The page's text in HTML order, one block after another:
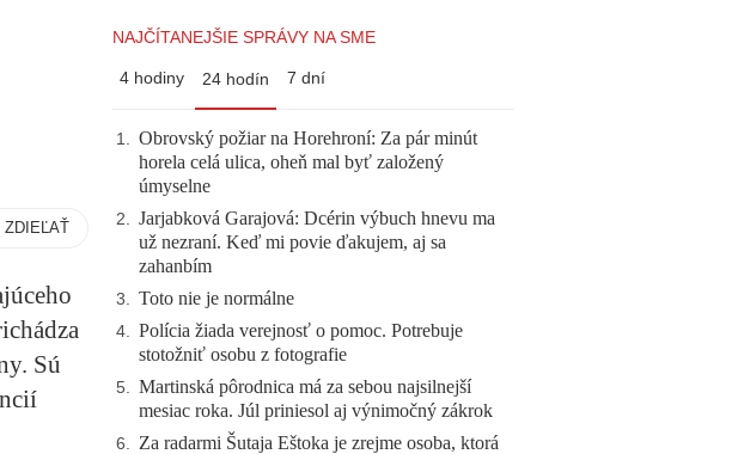
ZDIEĽAŤ
Sú
NAJČÍTANEJŠIE SPRÁVY NA SME
4 hodiny 24 hodín 7 dní
1. Obrovský požiar na Horehroní: Za pár minút
horela celá ulica, oheň mal byť založený
úmyselne
2. Jarjabková Garajová: Dcérin výbuch hnevu ma
už nezraní. Keď mi povie ďakujem, aj sa
zahanbím
3. Toto nie je normálne
4. Polícia žiada verejnosť o pomoc. Potrebuje
stotožniť osobu z fotografie
5. Martinská pôrodnica má za sebou najsilnejší
mesiac roka. Júl priniesol aj výnimočný zákrok
6. Za radarmi Šutaja Eštoka je zrejme osoba, ktorá